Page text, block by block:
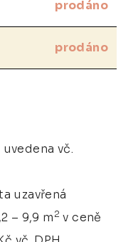
prodáno
prodáno
vč.
uzavřená
– 9,9 m2 v ceně